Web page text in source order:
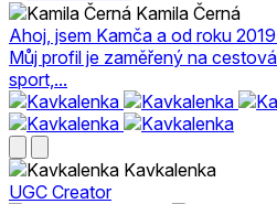
Kamila Černá
Ahoj, jsem Kamča a od roku
Můj profil je zaměřený na
sport,...
Kavkalenka
UGC Creator